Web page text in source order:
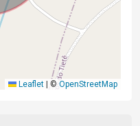
Leaflet ©OpenStreetMap